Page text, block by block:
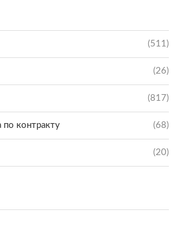
(511)
(26)
(817)
по контракту (68)
(20)